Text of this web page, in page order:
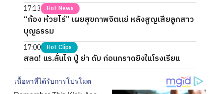
17:13 Hot News
“ก้อง ห้วยไร่” เผยสุขภาพจิตแย่ หลังสูญเสียลูกสาว
บุญธรรม
17:00 Hot Clips
สลด! นร.ลั่นไก ปู่ ย่า ดับ ก่อนกราดยิงในโรงเรียน